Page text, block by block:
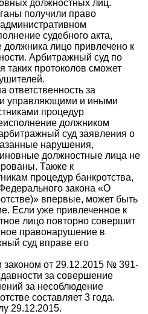
должностных лиц.
получили право
судебного акта,
лицо привлечено к
Арбитражный суд по
таких протоколов сможет
ответственность за
управляющими и иными
процедур
должником
суд заявления о
нарушения,
должностные лица не
Также к
процедур банкротства,
закона «О
впервые, может быть
Если уже привлеченное к
лицо повторно совершит
правонарушение в
суд вправе его
от 29.12.2015 № 391-
за совершение
за несоблюдение
составляет 3 года.
29.12.2015.